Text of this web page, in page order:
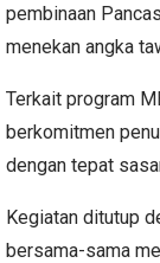
pembinaan
menekan angka
Terkait program
berkomitmen
dengan tepat
Kegiatan ditutup
bersama-sama